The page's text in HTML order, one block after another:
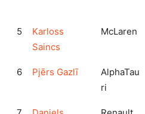
5
Karloss
Saincs
McLaren
6 Pjērs Gazlī
AlphaTau
ri